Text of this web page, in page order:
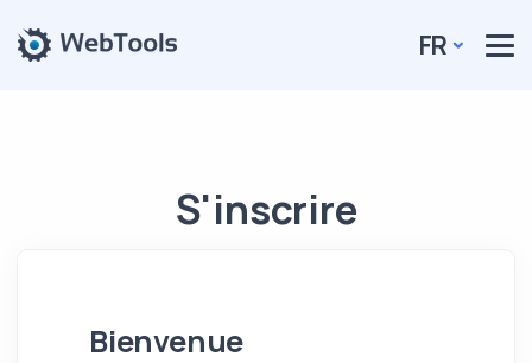
FR
S'inscrire
Bienvenue